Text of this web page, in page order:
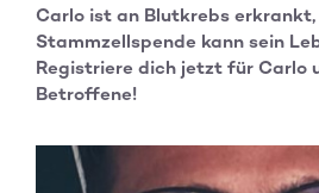
Carlo ist an Blutkrebs erkrankt,
Stammzellspende kann sein
Registriere dich jetzt für Carlo
Betroffene!